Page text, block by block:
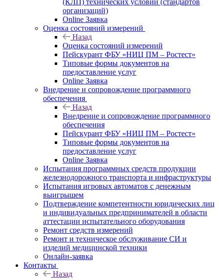
(КЛП) технических условий (стандартов
организаций)
Online Заявка
Оценка состояний измерений
Назад
Оценка состояний измерений
Пейскурант ФБУ «НИЦ ПМ – Ростест»
Типовые формы документов на
предоставление услуг
Online Заявка
Внедрение и сопровождение программного
обеспечения
Назад
Внедрение и сопровождение программного
обеспечения
Пейскурант ФБУ «НИЦ ПМ – Ростест»
Типовые формы документов на
предоставление услуг
Online Заявка
Испытания программных средств продукции
железнодорожного транспорта и инфраструктуры
Испытания игровых автоматов с денежным
выигрышем
Подтверждение компетентности юридических лиц
и индивидуальных предпринимателей в области
аттестации испытательного оборудования
Ремонт средств измерений
Ремонт и техническое обслуживание СИ и
изделий медицинской техники
Онлайн-заявка
Контакты
Назад